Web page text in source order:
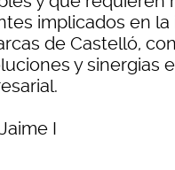
implicados en
de Castelló,
y sinergias
I